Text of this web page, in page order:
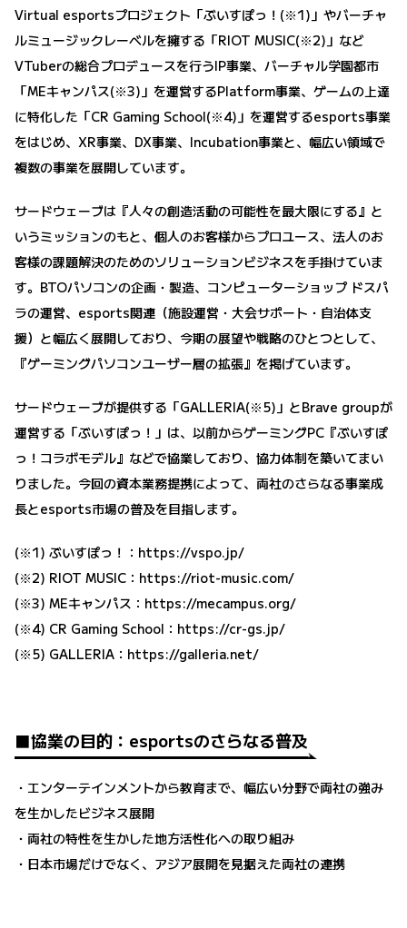
Virtual esportsプロジェクト「ぶいすぽっ！(※1)」やバーチャ
ルミュージックレーベルを擁する「RIOT MUSIC(※2)」など
VTuberの総合プロデュースを行うIP事業、バーチャル学園都市
「MEキャンパス(※3)」を運営するPlatform事業、ゲームの上達
に特化した「CR Gaming School(※4)」を運営するesports事業
をはじめ、XR事業、DX事業、Incubation事業と、幅広い領域で
複数の事業を展開しています。
サードウェーブは『人々の創造活動の可能性を最大限にする』と
いうミッションのもと、個人のお客様からプロユース、法人のお
客様の課題解決のためのソリューションビジネスを手掛けていま
す。BTOパソコンの企画・製造、コンピューターショップ ドスパ
ラの運営、esports関連（施設運営・大会サポート・自治体支
援）と幅広く展開しており、今期の展望や戦略のひとつとして、
『ゲーミングパソコンユーザー層の拡張』を掲げています。
サードウェーブが提供する「GALLERIA(※5)」とBrave groupが
運営する「ぶいすぽっ！」は、以前からゲーミングPC『ぶいすぽ
っ！コラボモデル』などで協業しており、協力体制を築いてまい
りました。今回の資本業務提携によって、両社のさらなる事業成
長とesports市場の普及を目指します。
(※1) ぶいすぽっ！： https://vspo.jp/
(※2) RIOT MUSIC： https://riot-music.com/
(※3) MEキャンパス： https://mecampus.org/
(※4) CR Gaming School： https://cr-gs.jp/
(※5) GALLERIA： https://galleria.net/
■協業の目的：esportsのさらなる普及
・エンターテインメントから教育まで、幅広い分野で両社の強み
を生かしたビジネス展開
・両社の特性を生かした地方活性化への取り組み
・日本市場だけでなく、アジア展開を見据えた両社の連携